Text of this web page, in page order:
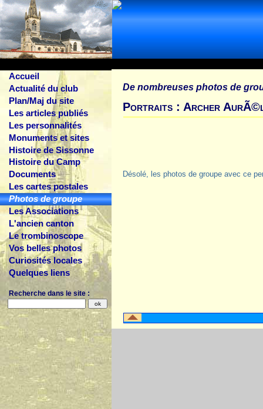
Accueil
Actualité du club
Plan/Maj du site
Les articles publiés
Les personnalités
Monuments et sites
Histoire de Sissonne
Histoire du Camp
Documents
Les cartes postales
Photos de groupe
Les Associations
L'ancien canton
Le trombinoscope
Vos belles photos
Curiosités locales
Quelques liens
Recherche dans le site :
De nombreuses photos de
Portraits : Archer
Désolé, les photos de groupe avec ce